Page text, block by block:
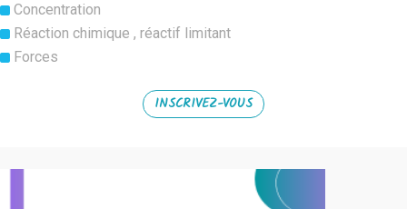
Concentration
Réaction chimique , réactif limitant
Forces
INSCRIVEZ-VOUS